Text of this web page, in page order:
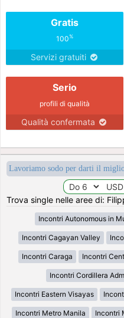
Gratis
100%
Servizi gratuiti
Serio
profili di qualità
Qualità confermata
Lavoriamo sodo per darti il
Trova single nelle aree di:
Incontri Autonomous in
Incontri Cagayan Valley
Incontri Caraga Incontri
Incontri Cordillera
Incontri Eastern Visayas
Incontri Metro Manila Incontri